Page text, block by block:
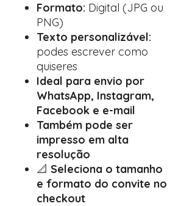
Formato: Digital (JPG ou
PNG)
Texto personalizável:
podes escrever como
quiseres
Ideal para envio por
WhatsApp, Instagram,
Facebook e e-mail
Também pode ser
impresso em alta
resolução
📐 Seleciona o tamanho
e formato do convite no
checkout